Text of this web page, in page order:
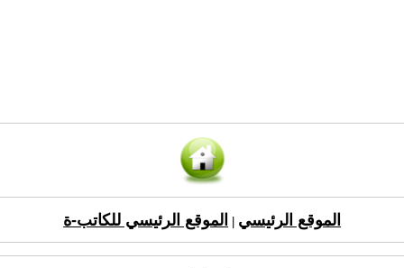
الموقع الرئيسي الموقع الرئيسي للكاتب-ة